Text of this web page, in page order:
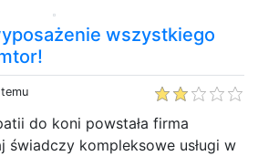
wszystkiego
do koni powstała firma
świadczy kompleksowe usługi w